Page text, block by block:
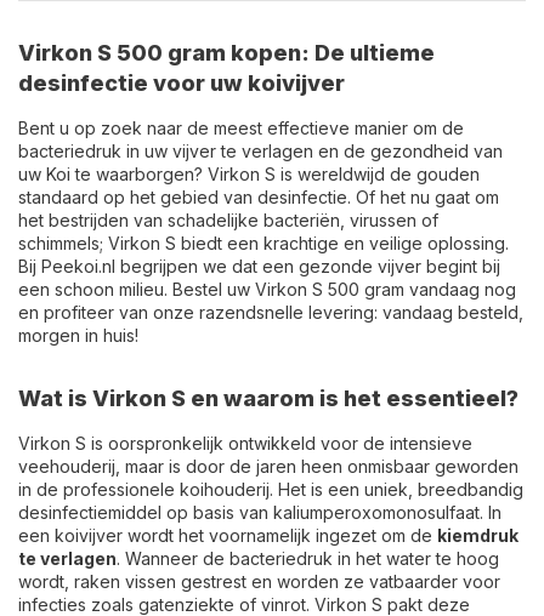
Virkon S 500 gram kopen: De ultieme
desinfectie voor uw koivijver
Bent u op zoek naar de meest effectieve manier om de
bacteriedruk in uw vijver te verlagen en de gezondheid van
uw Koi te waarborgen? Virkon S is wereldwijd de gouden
standaard op het gebied van desinfectie. Of het nu gaat om
het bestrijden van schadelijke bacteriën, virussen of
schimmels; Virkon S biedt een krachtige en veilige oplossing.
Bij Peekoi.nl begrijpen we dat een gezonde vijver begint bij
een schoon milieu. Bestel uw Virkon S 500 gram vandaag nog
en profiteer van onze razendsnelle levering: vandaag besteld,
morgen in huis!
Wat is Virkon S en waarom is het essentieel?
Virkon S is oorspronkelijk ontwikkeld voor de intensieve
veehouderij, maar is door de jaren heen onmisbaar geworden
in de professionele koihouderij. Het is een uniek, breedbandig
desinfectiemiddel op basis van kaliumperoxomonosulfaat. In
een koivijver wordt het voornamelijk ingezet om de kiemdruk
te verlagen. Wanneer de bacteriedruk in het water te hoog
wordt, raken vissen gestrest en worden ze vatbaarder voor
infecties zoals gatenziekte of vinrot. Virkon S pakt deze